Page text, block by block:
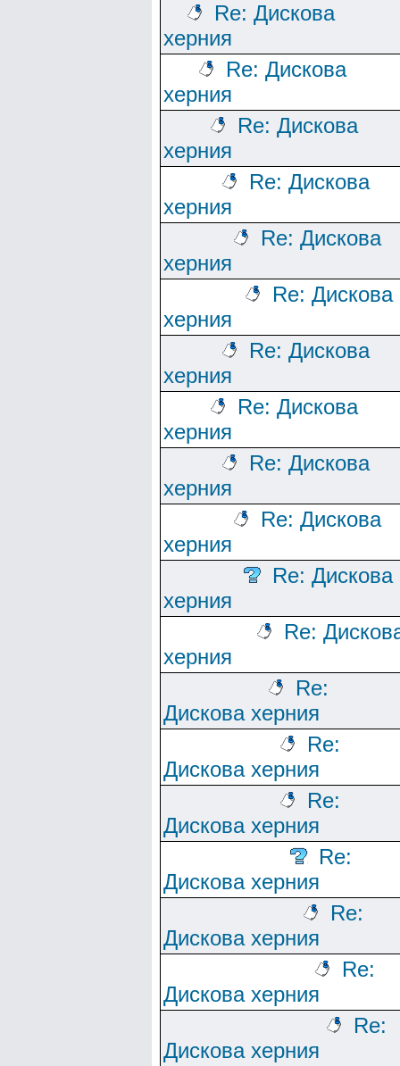
Re: Дискова
херния
Re: Дискова
херния
Re: Дискова
херния
Re: Дискова
херния
Re: Дискова
херния
Re: Дискова
херния
Re: Дискова
херния
Re: Дискова
херния
Re: Дискова
херния
Re: Дискова
херния
Re: Дискова
херния
Re:
херния
Re:
Дискова херния
Re:
Дискова херния
Re:
Дискова херния
Re:
Дискова херния
Re:
Дискова херния
Re:
Дискова херния
Re:
Дискова херния